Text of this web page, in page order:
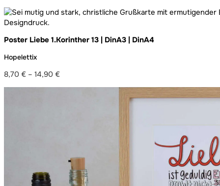
2,60 €
Poster Liebe 1.Korinther 13 | DinA3 | DinA4
Hopelettix
8,70 € – 14,90 €